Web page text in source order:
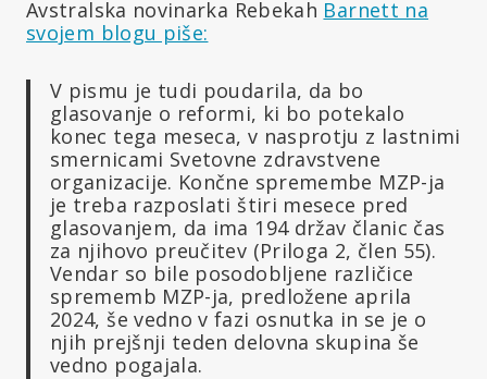
Avstralska novinarka Rebekah Barnett na
svojem blogu piše:
V pismu je tudi poudarila, da bo
glasovanje o reformi, ki bo potekalo
konec tega meseca, v nasprotju z lastnimi
smernicami Svetovne zdravstvene
organizacije. Končne spremembe MZP-ja
je treba razposlati štiri mesece pred
glasovanjem, da ima 194 držav članic čas
za njihovo preučitev (Priloga 2, člen 55).
Vendar so bile posodobljene različice
sprememb MZP-ja, predložene aprila
2024, še vedno v fazi osnutka in se je o
njih prejšnji teden delovna skupina še
vedno pogajala.